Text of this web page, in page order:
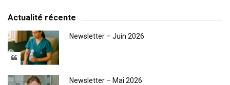
Actualité récente
Newsletter – Juin 2026
Newsletter – Mai 2026